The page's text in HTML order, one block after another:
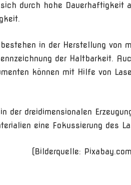
durch hohe Dauerhaftigkeit
in der Herstellung von
der Haltbarkeit.
können mit Hilfe von
dreidimensionalen
eine Fokussierung des
(Bilderquelle: